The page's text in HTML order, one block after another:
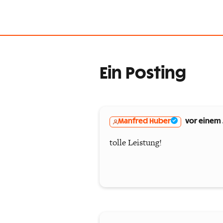
Ein Posting
Manfred Huber vor einem
tolle Leistung!